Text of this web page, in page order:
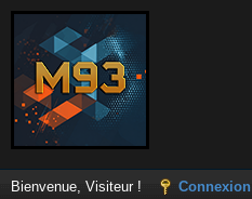
Bienvenue, Visiteur ! Connexion